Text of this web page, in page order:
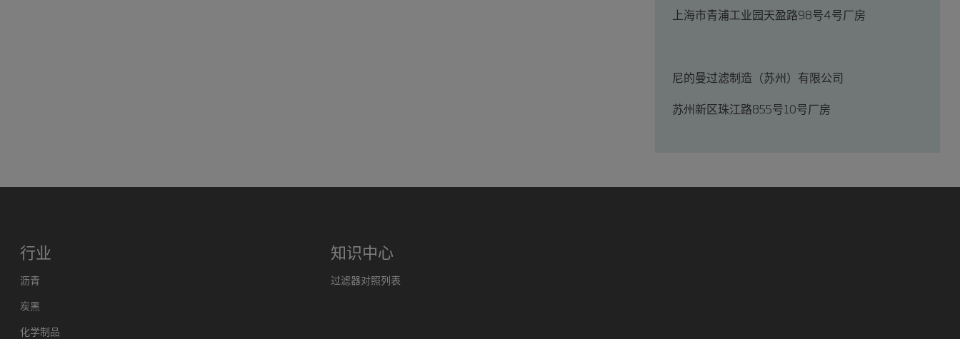
上海市青浦工业园天盈路98号4号厂房
尼的曼过滤制造（苏州）有限公司
苏州新区珠江路855号10号厂房
行业
沥青
炭黑
化学制品
知识中心
过滤器对照列表